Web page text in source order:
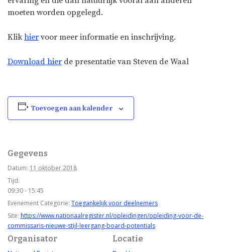
moeten worden opgelegd.
Klik hier voor meer informatie en inschrijving.
Download hier de presentatie van Steven de Waal
Toevoegen aan kalender
Gegevens
Datum: 11 oktober 2018
Tijd:
09:30 - 15:45
Evenement Categorie: Toegankelijk voor deelnemers
Site: https://www.nationaalregister.nl/opleidingen/opleiding-voor-de-
commissaris-nieuwe-stijl-leergang-board-potentials
Locatie
Organisator